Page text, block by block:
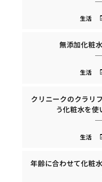
生活
無添加化粧
生活
クリニークのクラリ
う化粧水を
生活
年齢に合わせて化粧